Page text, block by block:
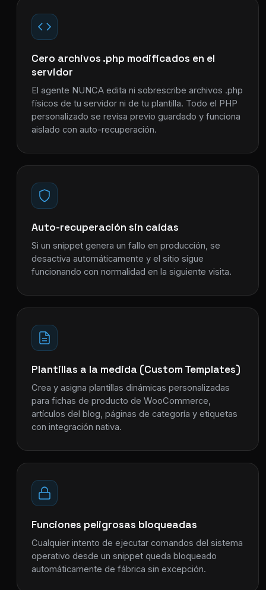
Cero archivos .php modificados en el
servidor
El agente NUNCA edita ni sobrescribe archivos .php
físicos de tu servidor ni de tu plantilla. Todo el PHP
personalizado se revisa previo guardado y funciona
aislado con auto-recuperación.
Auto-recuperación sin caídas
Si un snippet genera un fallo en producción, se
desactiva automáticamente y el sitio sigue
funcionando con normalidad en la siguiente visita.
Plantillas a la medida (Custom Templates)
Crea y asigna plantillas dinámicas personalizadas
para fichas de producto de WooCommerce,
artículos del blog, páginas de categoría y etiquetas
con integración nativa.
Funciones peligrosas bloqueadas
Cualquier intento de ejecutar comandos del sistema
operativo desde un snippet queda bloqueado
automáticamente de fábrica sin excepción.